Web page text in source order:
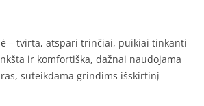
– tvirta, atspari trinčiai, puikiai tinkanti
ir komfortiška, dažnai naudojama
suteikdama grindims išskirtinį